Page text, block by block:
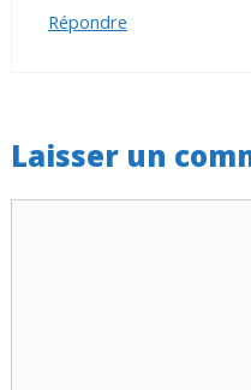
Répondre
Laisser un